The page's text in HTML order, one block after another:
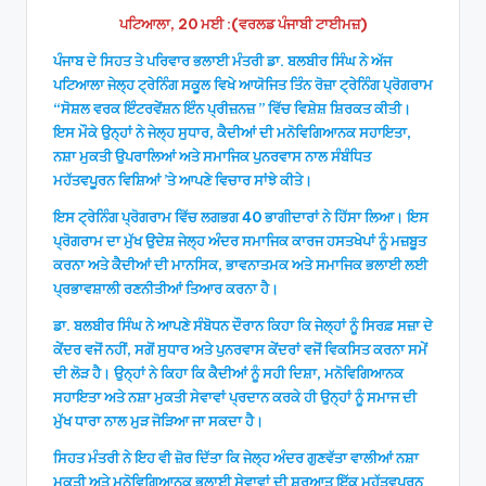
ਪਟਿਆਲਾ, 20 ਮਈ :(ਵਰਲਡ ਪੰਜਾਬੀ ਟਾਈਮਜ਼)
ਪੰਜਾਬ ਦੇ ਸਿਹਤ ਤੇ ਪਰਿਵਾਰ ਭਲਾਈ ਮੰਤਰੀ ਡਾ. ਬਲਬੀਰ ਸਿੰਘ ਨੇ ਅੱਜ
ਪਟਿਆਲਾ ਜੇਲ੍ਹ ਟ੍ਰੇਨਿੰਗ ਸਕੂਲ ਵਿਖੇ ਆਯੋਜਿਤ ਤਿੰਨ ਰੋਜ਼ਾ ਟ੍ਰੇਨਿੰਗ ਪ੍ਰੋਗਰਾਮ
“ਸੋਸ਼ਲ ਵਰਕ ਇੰਟਰਵੇਂਸ਼ਨ ਇੰਨ ਪ੍ਰੀਜ਼ਨਜ਼ ” ਵਿੱਚ ਵਿਸ਼ੇਸ਼ ਸ਼ਿਰਕਤ ਕੀਤੀ।
ਇਸ ਮੌਕੇ ਉਨ੍ਹਾਂ ਨੇ ਜੇਲ੍ਹ ਸੁਧਾਰ, ਕੈਦੀਆਂ ਦੀ ਮਨੋਵਿਗਿਆਨਕ ਸਹਾਇਤਾ,
ਨਸ਼ਾ ਮੁਕਤੀ ਉਪਰਾਲਿਆਂ ਅਤੇ ਸਮਾਜਿਕ ਪੁਨਰਵਾਸ ਨਾਲ ਸੰਬੰਧਿਤ
ਮਹੱਤਵਪੂਰਨ ਵਿਸ਼ਿਆਂ ’ਤੇ ਆਪਣੇ ਵਿਚਾਰ ਸਾਂਝੇ ਕੀਤੇ।
ਇਸ ਟ੍ਰੇਨਿੰਗ ਪ੍ਰੋਗਰਾਮ ਵਿੱਚ ਲਗਭਗ 40 ਭਾਗੀਦਾਰਾਂ ਨੇ ਹਿੱਸਾ ਲਿਆ। ਇਸ
ਪ੍ਰੋਗਰਾਮ ਦਾ ਮੁੱਖ ਉਦੇਸ਼ ਜੇਲ੍ਹ ਅੰਦਰ ਸਮਾਜਿਕ ਕਾਰਜ ਹਸਤਖੇਪਾਂ ਨੂੰ ਮਜ਼ਬੂਤ
ਕਰਨਾ ਅਤੇ ਕੈਦੀਆਂ ਦੀ ਮਾਨਸਿਕ, ਭਾਵਨਾਤਮਕ ਅਤੇ ਸਮਾਜਿਕ ਭਲਾਈ ਲਈ
ਪ੍ਰਭਾਵਸ਼ਾਲੀ ਰਣਨੀਤੀਆਂ ਤਿਆਰ ਕਰਨਾ ਹੈ।
ਡਾ. ਬਲਬੀਰ ਸਿੰਘ ਨੇ ਆਪਣੇ ਸੰਬੋਧਨ ਦੌਰਾਨ ਕਿਹਾ ਕਿ ਜੇਲ੍ਹਾਂ ਨੂੰ ਸਿਰਫ਼ ਸਜ਼ਾ ਦੇ
ਕੇਂਦਰ ਵਜੋਂ ਨਹੀਂ, ਸਗੋਂ ਸੁਧਾਰ ਅਤੇ ਪੁਨਰਵਾਸ ਕੇਂਦਰਾਂ ਵਜੋਂ ਵਿਕਸਿਤ ਕਰਨਾ ਸਮੇਂ
ਦੀ ਲੋੜ ਹੈ। ਉਨ੍ਹਾਂ ਨੇ ਕਿਹਾ ਕਿ ਕੈਦੀਆਂ ਨੂੰ ਸਹੀ ਦਿਸ਼ਾ, ਮਨੋਵਿਗਿਆਨਕ
ਸਹਾਇਤਾ ਅਤੇ ਨਸ਼ਾ ਮੁਕਤੀ ਸੇਵਾਵਾਂ ਪ੍ਰਦਾਨ ਕਰਕੇ ਹੀ ਉਨ੍ਹਾਂ ਨੂੰ ਸਮਾਜ ਦੀ
ਮੁੱਖ ਧਾਰਾ ਨਾਲ ਮੁੜ ਜੋੜਿਆ ਜਾ ਸਕਦਾ ਹੈ।
ਸਿਹਤ ਮੰਤਰੀ ਨੇ ਇਹ ਵੀ ਜ਼ੋਰ ਦਿੱਤਾ ਕਿ ਜੇਲ੍ਹ ਅੰਦਰ ਗੁਣਵੱਤਾ ਵਾਲੀਆਂ ਨਸ਼ਾ
ਮੁਕਤੀ ਅਤੇ ਮਨੋਵਿਗਿਆਨਕ ਭਲਾਈ ਸੇਵਾਵਾਂ ਦੀ ਸ਼ੁਰੂਆਤ ਇੱਕ ਮਹੱਤਵਪੂਰਨ